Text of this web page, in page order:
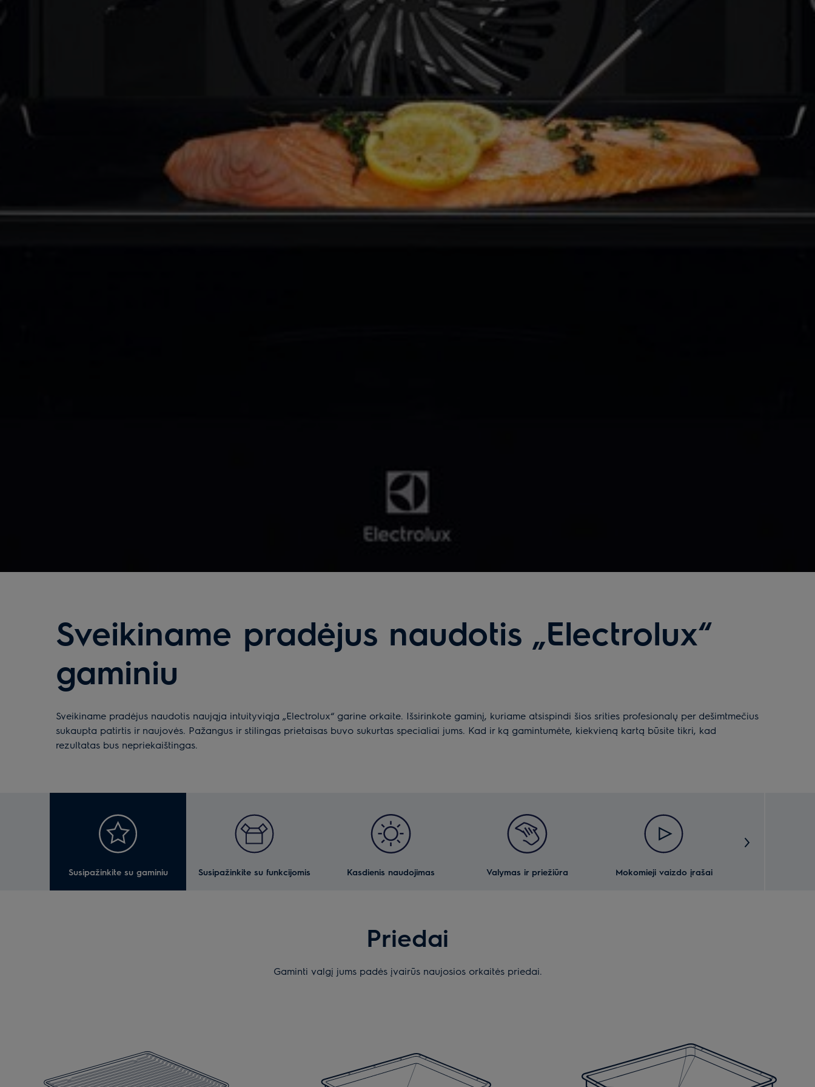
Sveikiname pradėjus naudotis „Electrolux“
gaminiu
Sveikiname pradėjus naudotis naująja intuityviąja „Electrolux“ garine orkaite. Išsirinkote gaminį, kuriame atsispindi šios srities profesionalų per dešimtmečius
sukaupta patirtis ir naujovės. Pažangus ir stilingas prietaisas buvo sukurtas specialiai jums. Kad ir ką gamintumėte, kiekvieną kartą būsite tikri, kad
rezultatas bus nepriekaištingas.
Susipažinkite su gaminiu Susipažinkite su funkcijomis Kasdienis naudojimas Valymas ir priežiūra Mokomieji vaizdo įrašai
Priedai
Gaminti valgį jums padės įvairūs naujosios orkaitės priedai.